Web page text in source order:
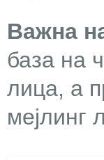
Важна
база на
лица, а
мејлинг